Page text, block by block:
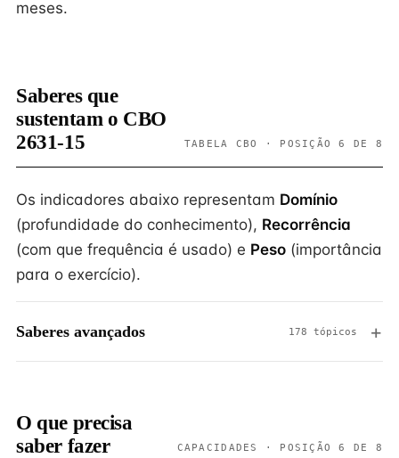
meses.
Saberes que
sustentam o CBO
2631-15
TABELA CBO · POSIÇÃO 6 DE 8
Os indicadores abaixo representam Domínio
(profundidade do conhecimento), Recorrência
(com que frequência é usado) e Peso (importância
para o exercício).
Saberes avançados 178 tópicos
O que precisa
saber fazer
CAPACIDADES · POSIÇÃO 6 DE 8